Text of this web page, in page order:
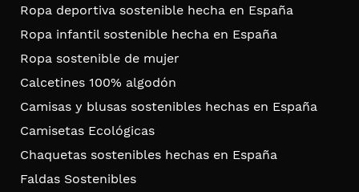
Ropa deportiva sostenible hecha en España
Ropa infantil sostenible hecha en España
Ropa sostenible de mujer
Calcetines 100% algodón
Camisas y blusas sostenibles hechas en España
Camisetas Ecológicas
Chaquetas sostenibles hechas en España
Faldas Sostenibles